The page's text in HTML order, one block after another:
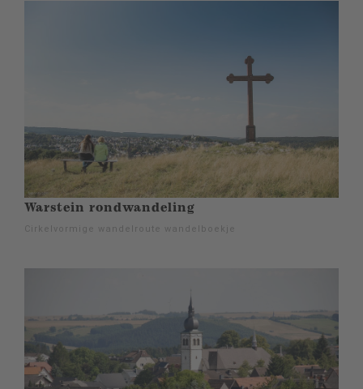
Warstein rondwandeling
Cirkelvormige wandelroute wandelboekje